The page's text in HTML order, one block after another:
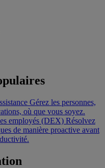
Gérez les personnes,
où que vous soyez.
employés (DEX) Résolvez
de manière proactive avant